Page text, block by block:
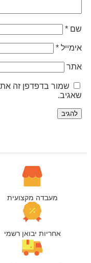
*
*
שמור בדפדפן זה את
מעבדה מקצועית
אחריות יבואן רשמי